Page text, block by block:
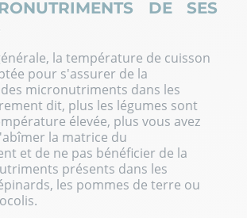
DE SES
la température de cuisson
pour s'assurer de la
micronutriments dans les
dit, plus les légumes sont
élevée, plus vous avez
la matrice du
et de ne pas bénéficier de la
présents dans les
les pommes de terre ou